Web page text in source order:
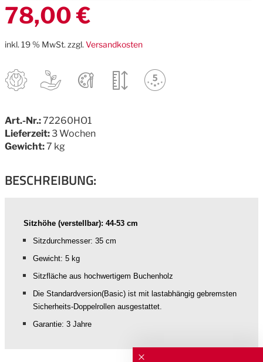
Zum
Anfang
Bildgalerie
78,00 €
inkl. 19 % MwSt. zzgl. Versandkosten
Art.-Nr.:72260HO1
Lieferzeit:3 Wochen
Gewicht:7 kg
BESCHREIBUNG:
Sitzhöhe (verstellbar): 44-53 cm
Sitzdurchmesser: 35 cm
Gewicht: 5 kg
Sitzfläche aus hochwertigem Buchenholz
Die Standardversion(Basic) ist mit lastabhängig gebremsten
Sicherheits-Doppelrollen ausgestattet.
Garantie: 3 Jahre